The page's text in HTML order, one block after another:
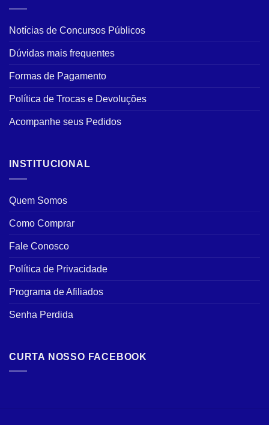
Notícias de Concursos Públicos
Dúvidas mais frequentes
Formas de Pagamento
Política de Trocas e Devoluções
Acompanhe seus Pedidos
INSTITUCIONAL
Quem Somos
Como Comprar
Fale Conosco
Política de Privacidade
Programa de Afiliados
Senha Perdida
CURTA NOSSO FACEBOOK